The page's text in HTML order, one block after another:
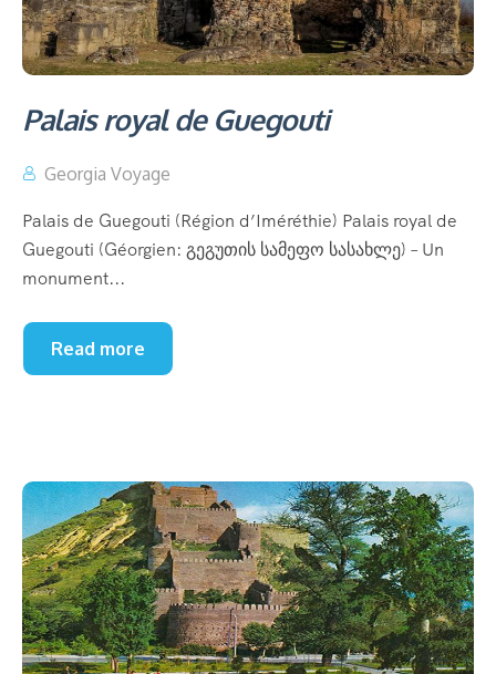
Palais royal de Guegouti
Georgia Voyage
Palais de Guegouti (Région d’Iméréthie) Palais royal de
Guegouti (Géorgien: გეგუთის სამეფო სასახლე) – Un
monument...
Read more